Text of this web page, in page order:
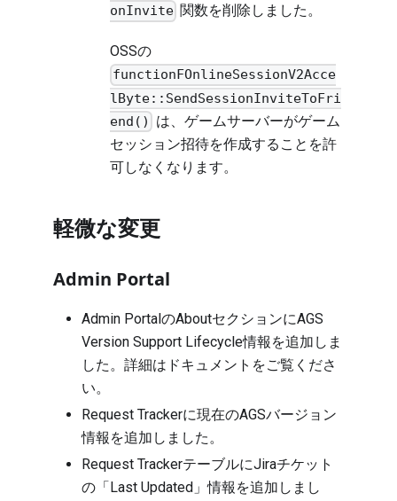
onInvite 関数を削除しました。
OSSの
functionFOnlineSessionV2Acce
lByte::SendSessionInviteToFri
end()
は、ゲームサーバーがゲーム
セッション招待を作成することを許
可しなくなります。
軽微な変更
Admin Portal
Admin PortalのAboutセクションにAGS
Version Support Lifecycle情報を追加しま
した。詳細は ドキュメント をご覧くださ
い。
Request Trackerに現在のAGSバージョン
情報を追加しました。
Request TrackerテーブルにJiraチケット
の「Last Updated」情報を追加しまし